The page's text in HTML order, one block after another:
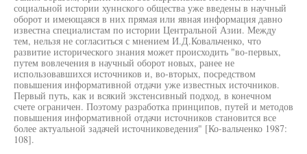
социальной истории хуннского общества уже введены в научный
оборот и имеющаяся в них прямая или явная информация давно
известна специалистам по истории Центральной Азии. Между
тем, нельзя не согласиться с мнением И.Д.Ковальченко, что
развитие исторического знания может происходить "во-первых,
путем вовлечения в научный оборот новых, ранее не
использовавшихся источников и, во-вторых, посредством
повышения информативной отдачи уже известных источников.
Первый путь, как и всякий экстенсивный подход, в конечном
счете ограничен. Поэтому разработка принципов, путей и методов
повышения информативной отдачи источников становится все
более актуальной задачей источниковедения" [Ко-вальченко 1987:
108].